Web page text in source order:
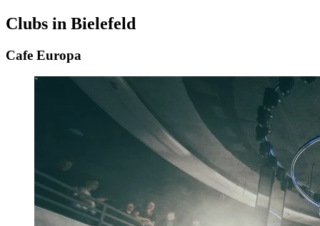
Clubs in Bielefeld
Cafe Europa